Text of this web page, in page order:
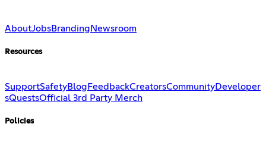
AboutJobsBrandingNewsroom
Resources
SupportSafetyBlog FeedbackCreatorsCommunityDeveloper
sQuestsOfficial 3rd Party Merch
Policies